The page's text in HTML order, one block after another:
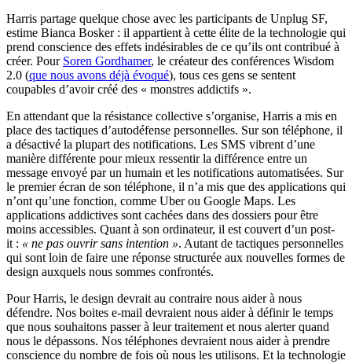
Harris partage quelque chose avec les participants de Unplug SF,
estime Bianca Bosker : il appartient à cette élite de la technologie qui
prend conscience des effets indésirables de ce qu’ils ont contribué à
créer. Pour Soren Gordhamer, le créateur des conférences Wisdom
2.0 (que nous avons déjà évoqué), tous ces gens se sentent
coupables d’avoir créé des « monstres addictifs ».
En attendant que la résistance collective s’organise, Harris a mis en
place des tactiques d’autodéfense personnelles. Sur son téléphone, il
a désactivé la plupart des notifications. Les SMS vibrent d’une
manière différente pour mieux ressentir la différence entre un
message envoyé par un humain et les notifications automatisées. Sur
le premier écran de son téléphone, il n’a mis que des applications qui
n’ont qu’une fonction, comme Uber ou Google Maps. Les
applications addictives sont cachées dans des dossiers pour être
moins accessibles. Quant à son ordinateur, il est couvert d’un post-
it : « ne pas ouvrir sans intention ». Autant de tactiques personnelles
qui sont loin de faire une réponse structurée aux nouvelles formes de
design auxquels nous sommes confrontés.
Pour Harris, le design devrait au contraire nous aider à nous
défendre. Nos boites e-mail devraient nous aider à définir le temps
que nous souhaitons passer à leur traitement et nous alerter quand
nous le dépassons. Nos téléphones devraient nous aider à prendre
conscience du nombre de fois où nous les utilisons. Et la technologie